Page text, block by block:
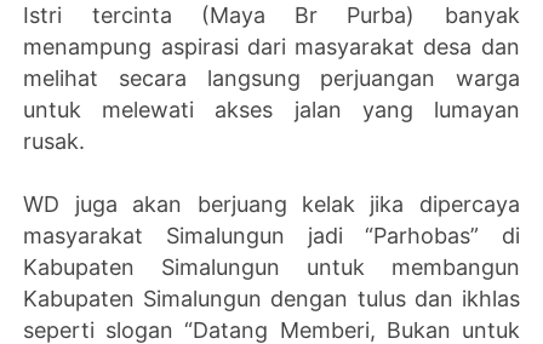
Istri tercinta (Maya Br Purba) banyak
menampung aspirasi dari masyarakat desa dan
melihat secara langsung perjuangan warga
untuk melewati akses jalan yang lumayan
rusak.
WD juga akan berjuang kelak jika dipercaya
masyarakat Simalungun jadi “Parhobas” di
Kabupaten Simalungun untuk membangun
Kabupaten Simalungun dengan tulus dan ikhlas
seperti slogan “Datang Memberi, Bukan untuk